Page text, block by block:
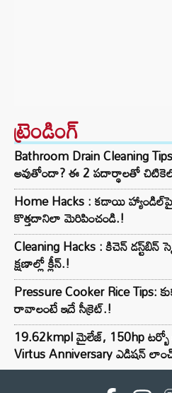
ట్రెండింగ్‌
Bathroom Drain Cleaning
అవుతోందా? ఈ 2 పదార్థాలతో
Home Hacks : కడాయి
కొత్తదానిలా మెరిపించండి.!
Cleaning Hacks : కిచెన్
క్షణాల్లో క్లీన్.!
Pressure Cooker Rice Tips:
రావాలంటే ఇదే సీక్రెట్.!
19.62kmpl మైలేజ్, 150hp
Virtus Anniversary ఎడిషన్